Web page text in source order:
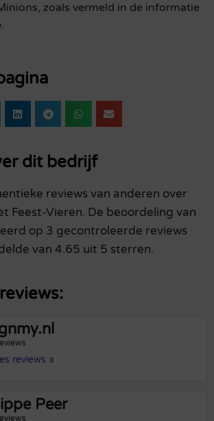
zoals vermeld in de informatie
dit bedrijf
reviews van anderen over
Feest-Vieren. De beoordeling van
op 3 gecontroleerde reviews
van 4.65 uit 5 sterren.
reviews »
Peer